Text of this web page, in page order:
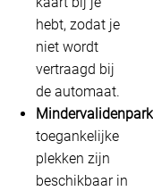
hebt, zodat je
niet wordt
vertraagd bij
de automaat.
toegankelijke
plekken zijn
beschikbaar in